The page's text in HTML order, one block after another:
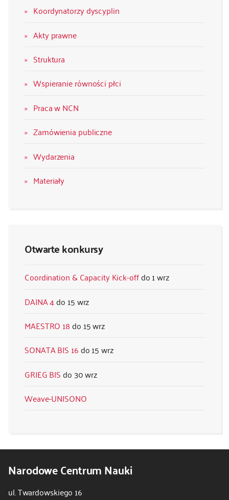
Koordynatorzy dyscyplin
Akty prawne
Struktura
Wspieranie równości płci
Praca w NCN
Zamówienia publiczne
Wydarzenia
Materiały
Otwarte konkursy
Coordination & Capacity Kick-off
1 wrz
DAINA 4
15 wrz
MAESTRO 18
15 wrz
SONATA BIS 16
15 wrz
GRIEG BIS
30 wrz
Weave-UNISONO
Narodowe Centrum Nauki
ul. Twardowskiego 16